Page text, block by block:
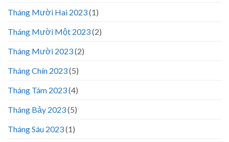
Tháng Mười Hai 2023(1)
Tháng Mười Một 2023(2)
Tháng Mười 2023(2)
Tháng Chín 2023(5)
Tháng Tám 2023(4)
Tháng Bảy 2023(5)
Tháng Sáu 2023(1)